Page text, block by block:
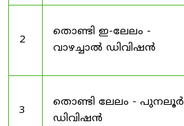
2
തൊണ്ടി ഇ-ലേലം -
വാഴച്ചാൽ ഡിവിഷൻ
3
തൊണ്ടി ലേലം - പുനലൂർ
ഡിവിഷൻ